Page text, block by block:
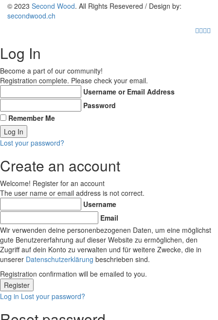
© 2023 Second Wood. All Rights Resevered / Design by:
secondwood.ch
Log In
Become a part of our community!
Registration complete. Please check your email.
Username or Email Address
Password
Remember Me
Lost your password?
Create an account
Welcome! Register for an account
The user name or email address is not correct.
Username
Email
Wir verwenden deine personenbezogenen Daten, um eine möglichst
gute Benutzererfahrung auf dieser Website zu ermöglichen, den
Zugriff auf dein Konto zu verwalten und für weitere Zwecke, die in
unserer Datenschutzerklärung beschrieben sind.
Registration confirmation will be emailed to you.
Log in Lost your password?